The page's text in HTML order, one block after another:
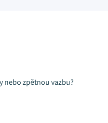
nebo zpětnou vazbu?